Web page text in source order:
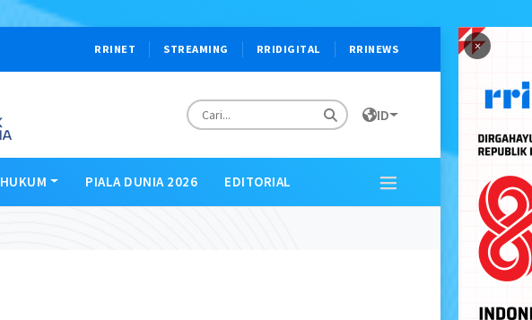
×
RRINET STREAMING RRIDIGITAL RRINEWS
ID
HUKUM PIALA DUNIA 2026 EDITORIAL